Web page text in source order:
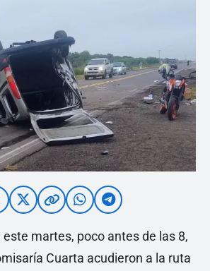
este martes, poco antes de las 8,
Cuarta acudieron a la ruta